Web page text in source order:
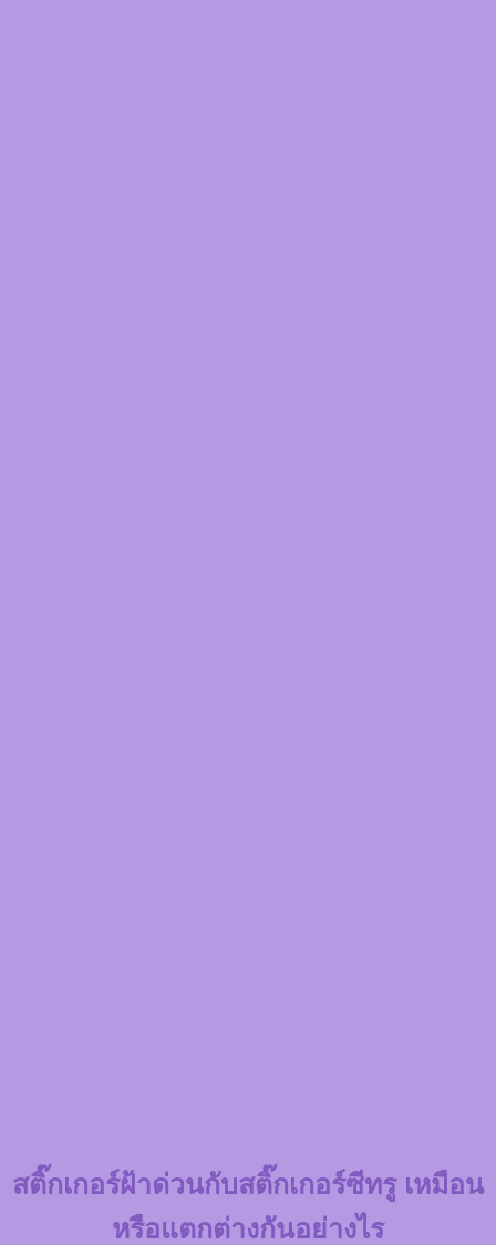
สติ๊กเกอร์ฝ้าด่วนกับสติ๊กเกอร์ซีทรู เหมือน
หรือแตกต่างกันอย่างไร